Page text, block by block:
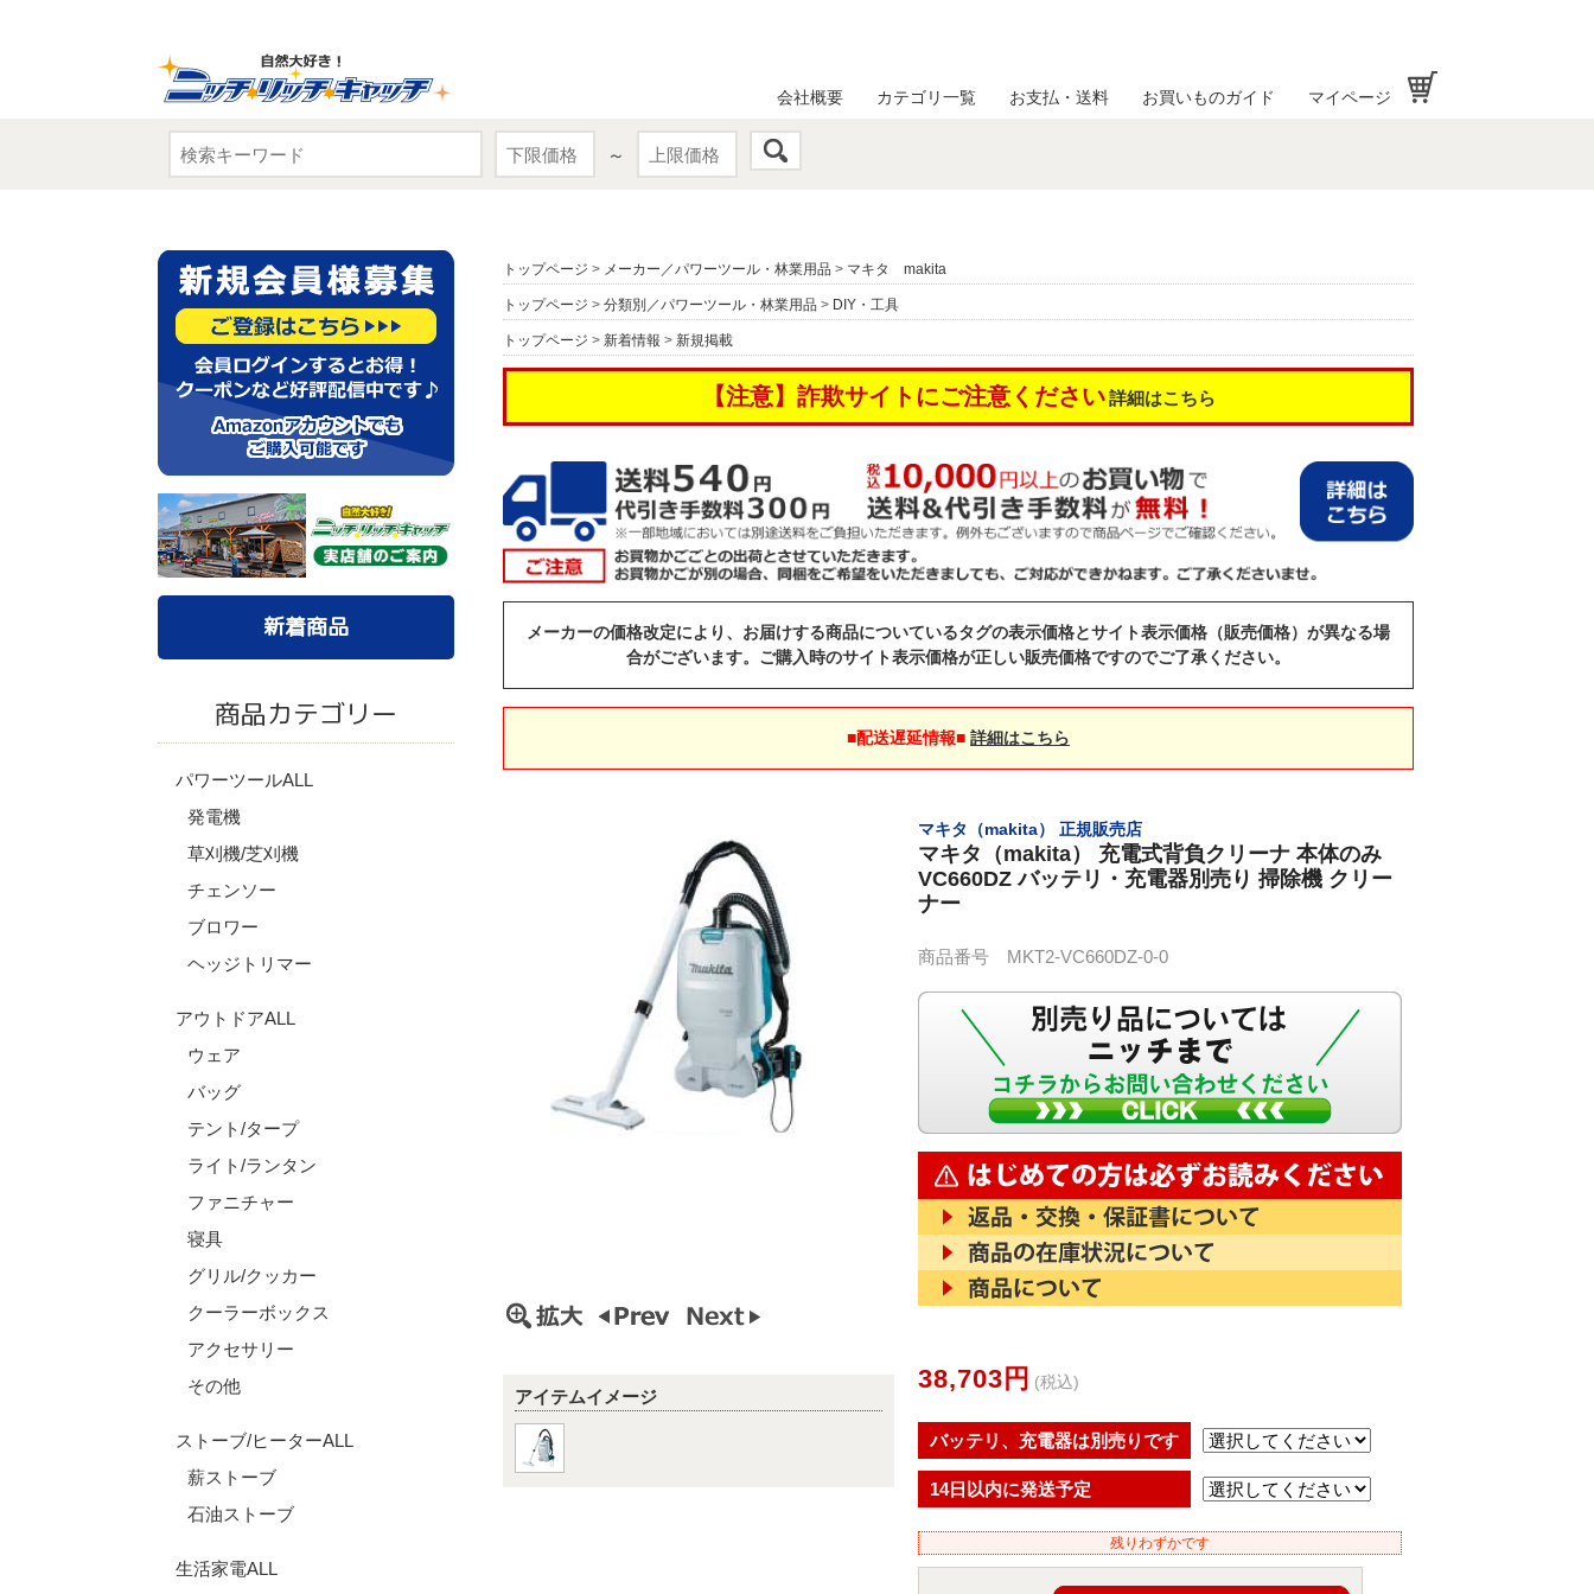
～
会社概要 カテゴリ一覧 お支払・送料 お買いものガイド マイページ
新着商品
商品カテゴリー
パワーツールALL
発電機
草刈機/芝刈機
チェンソー
ブロワー
ヘッジトリマー
アウトドアALL
ウェア
バッグ
テント/タープ
ライト/ランタン
ファニチャー
寝具
グリル/クッカー
クーラーボックス
アクセサリー
その他
ストーブ/ヒーターALL
薪ストーブ
石油ストーブ
生活家電ALL
トップページ > メーカー／パワーツール・林業用品 > マキタ makita
トップページ > 分類別／パワーツール・林業用品 > DIY・工具
トップページ > 新着情報 > 新規掲載
【注意】詐欺サイトにご注意ください 詳細はこちら
メーカーの価格改定により、お届けする商品についているタグの表示価格とサイト表示価格（販売価格）が異なる場
合がございます。ご購入時のサイト表示価格が正しい販売価格ですのでご了承ください。
■配送遅延情報■ 詳細はこちら
マキタ（makita） 正規販売店
マキタ（makita） 充電式背負クリーナ 本体のみ
VC660DZ バッテリ・充電器別売り 掃除機 クリー
ナー
商品番号 MKT2-VC660DZ-0-0
38,703円 (税込)
バッテリ、充電器は別売りです
14日以内に発送予定
残りわずかです
アイテムイメージ